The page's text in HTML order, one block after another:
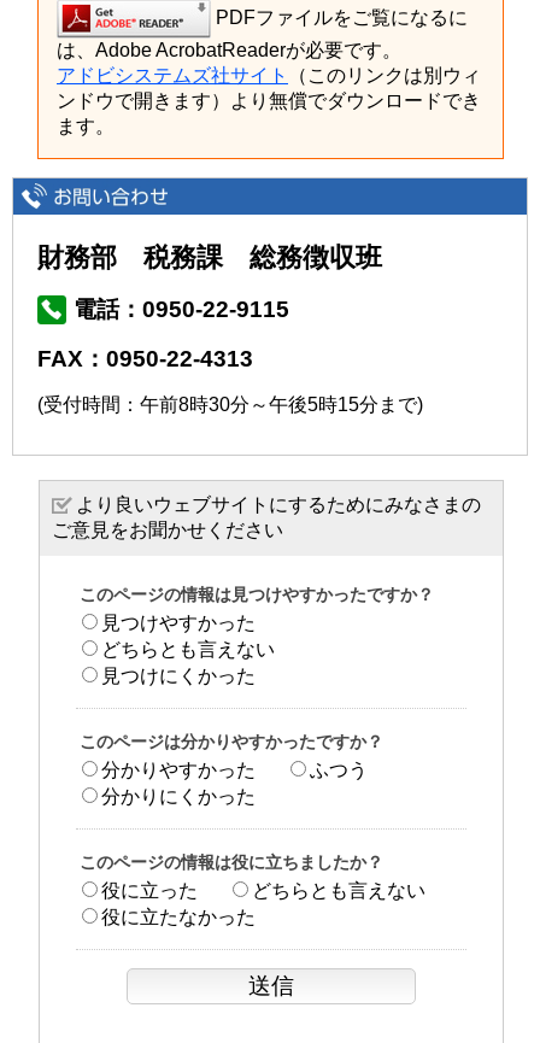
PDFファイルをご覧になるに
は、Adobe AcrobatReaderが必要です。
アドビシステムズ社サイト
（このリンクは別ウィ
ンドウで開きます）より無償でダウンロードでき
ます。
財務部 税務課 総務徴収班
電話：0950-22-9115
FAX：0950-22-4313
(受付時間：午前8時30分～午後5時15分まで)
より良いウェブサイトにするためにみなさまの
ご意見をお聞かせください
このページの情報は見つけやすかったですか？
見つけやすかった
どちらとも言えない
見つけにくかった
このページは分かりやすかったですか？
分かりやすかった
ふつう
分かりにくかった
このページの情報は役に立ちましたか？
役に立った
どちらとも言えない
役に立たなかった